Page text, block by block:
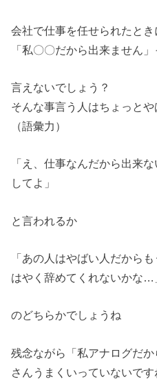
会社で仕事を任せられたとき
「私〇〇だから出来ません
言えないでしょう？
そんな事言う人はちょっと
（語彙力）
「え、仕事なんだから出来
してよ」
と言われるか
「あの人はやばい人だから
はやく辞めてくれないかな…
のどちらかでしょうね
残念ながら「私アナログだ
さんうまくいっていないです